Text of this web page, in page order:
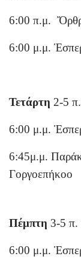
6:00 π.μ.
6:00 μ.μ.
Τετάρτη 2-5
6:00 μ.μ.
6:45μ.μ.
Γοργοεπήκοο
Πέμπτη 3-5 π.
6:00 μ.μ.